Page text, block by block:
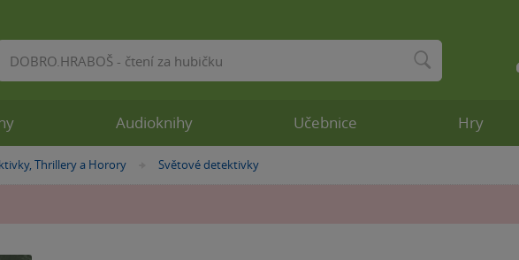
Thrillery a Horory »
Světové detektivky
Audioknihy Učebnice Hry